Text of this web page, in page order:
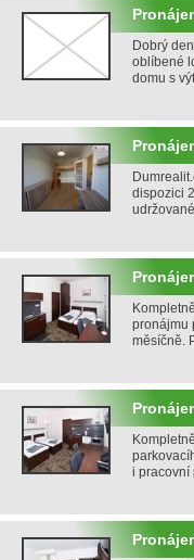
Dobrý
oblíbené
domu s
dispozici
pronájmu
měsíčně.
i pracovní